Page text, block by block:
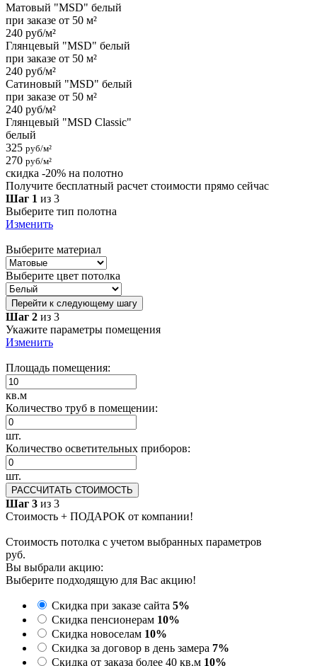
Матовый "MSD" белый
при заказе от 50 м²
240 руб/м²
Глянцевый "MSD" белый
при заказе от 50 м²
240 руб/м²
Сатиновый "MSD" белый
при заказе от 50 м²
240 руб/м²
Глянцевый "MSD Classic"
белый
325 руб/м²
270 руб/м²
скидка -20% на полотно
Получите бесплатный расчет стоимости прямо сейчас
Шаг 1 из 3
Выберите тип полотна
Изменить
Выберите материал
Выберите цвет потолка
Перейти к следующему шагу
Шаг 2 из 3
Укажите параметры помещения
Изменить
Площадь помещения:
кв.м
Количество труб в помещении:
шт.
Количество осветительных приборов:
шт.
РАССЧИТАТЬ СТОИМОСТЬ
Шаг 3 из 3
Стоимость + ПОДАРОК от компании!
Стоимость потолка с учетом выбранных параметров
руб.
Вы выбрали акцию:
Выберите подходящую для Вас акцию!
Скидка при заказе сайта 5%
Скидка пенсионерам 10%
Скидка новоселам 10%
Скидка за договор в день замера 7%
Скидка от заказа более 40 кв.м 10%